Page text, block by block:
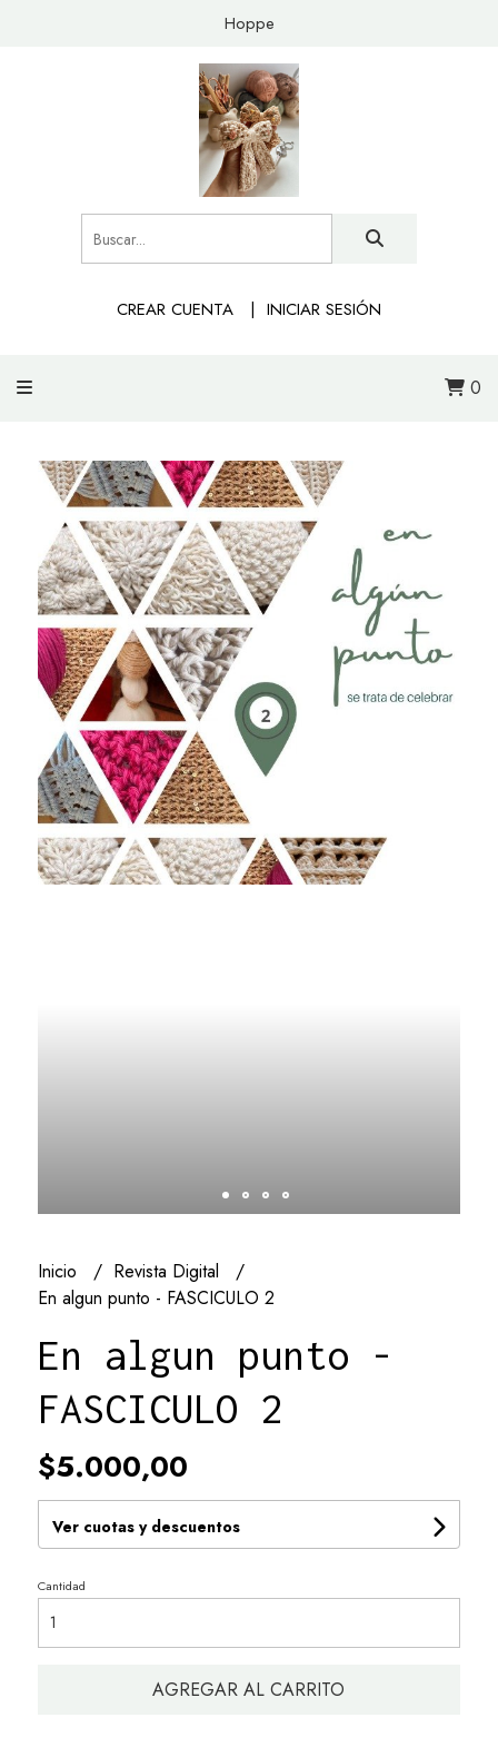
Hoppe
CREAR CUENTA INICIAR SESIÓN
0
Inicio
Revista Digital
En algun punto - FASCICULO 2
En algun punto -
FASCICULO 2
$5.000,00
Ver cuotas y descuentos
Cantidad
AGREGAR AL CARRITO